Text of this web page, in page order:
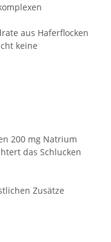
aus Haferflocken
keine
200 mg Natrium
das Schlucken
Zusätze